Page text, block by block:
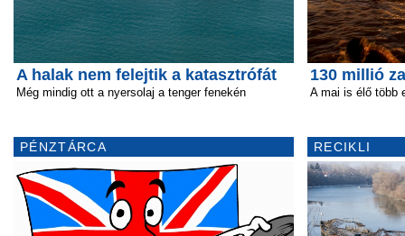
A halak nem felejtik a katasztrófát
Még mindig ott a nyersolaj a tenger fenekén
PÉNZTÁRCA
130 millió
A mai is élő több
RECIKLI